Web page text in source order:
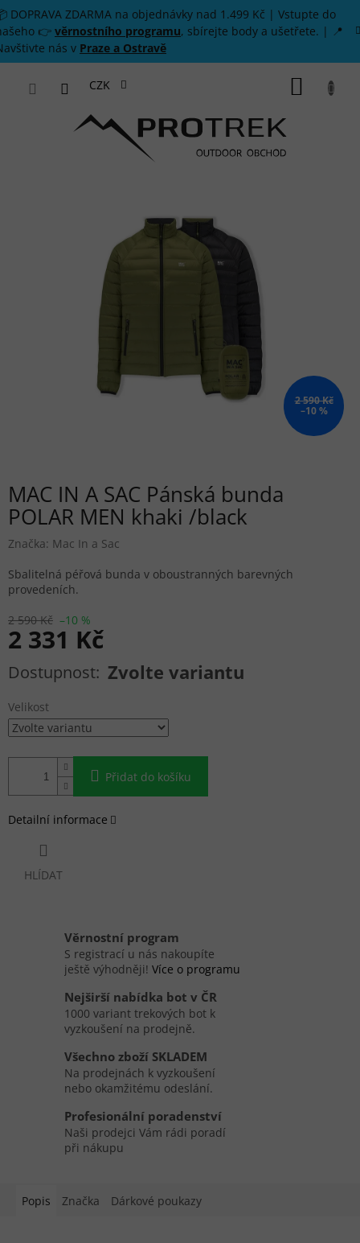
Přejít na obsah
DOPRAVA ZDARMA na objednávky nad 1.499 Kč | Vstupte do
👉 věrnostního programu, sbírejte body a ušetřete. | 📍
nás v Praze a Ostravě
CZK
2 590 Kč
–10 %
MAC IN A SAC Pánská bunda
POLAR MEN khaki /black
Značka: Mac In a Sac
2 590 Kč –10 %
2 331 Kč
Měrná cena: Zvolte variantu
Velikost
Přidat do košíku
Sbalitelná péřová bunda v oboustranných barevných
provedeních.
Detailní informace
HLÍDAT
Věrnostní program
S registrací u nás nakoupíte
ještě výhodněji! Více o programu
Nejširší nabídka bot v ČR
1000 variant trekových bot k
vyzkoušení na prodejně.
Všechno zboží SKLADEM
Na prodejnách k vyzkoušení
nebo okamžitému odeslání.
Profesionální poradenství
Naši prodejci Vám rádi poradí
při nákupu
Popis Značka Dárkové poukazy